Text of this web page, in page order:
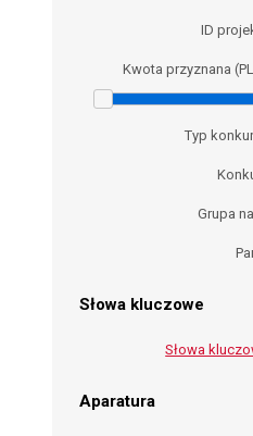
ID
Kwota przyznana
Typ
Grupa
Słowa kluczowe
Słowa
Aparatura